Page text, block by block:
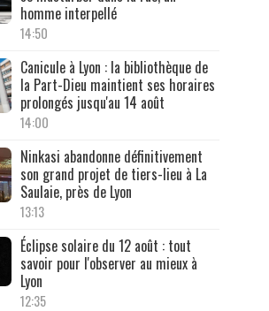
homme interpellé
14:50
Canicule à Lyon : la bibliothèque de
la Part-Dieu maintient ses horaires
prolongés jusqu'au 14 août
14:00
Ninkasi abandonne définitivement
son grand projet de tiers-lieu à La
Saulaie, près de Lyon
13:13
Éclipse solaire du 12 août : tout
savoir pour l'observer au mieux à
Lyon
12:35